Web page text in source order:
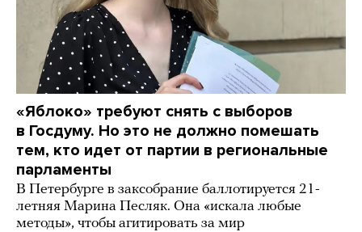
«Яблоко» требуют снять с выборов
в Госдуму. Но это не должно помешать
тем, кто идет от партии в региональные
парламенты
В Петербурге в заксобрание баллотируется 21-
летняя Марина Песляк. Она «искала любые
методы», чтобы агитировать за мир